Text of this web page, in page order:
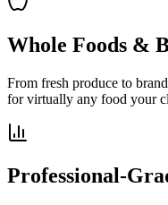
Whole Foods &
From fresh produce to
for virtually any food your
Professional-